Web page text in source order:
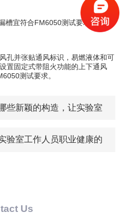
宜符合FM6050测试要求。
并张贴通风标识，易燃液体和可
置固定式带阻火功能的上下通风
测试要求。
些新颖的构造，让实验室
验室工作人员职业健康的
Us